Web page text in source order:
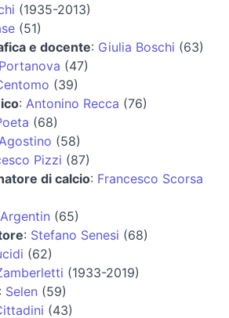
(1935-2013)
(51)
e docente: Giulia Boschi (63)
(47)
(39)
: Antonino Recca (76)
(68)
(58)
Pizzi (87)
di calcio: Francesco Scorsa
(65)
: Stefano Senesi (68)
(62)
(1933-2019)
: Selen (59)
(43)